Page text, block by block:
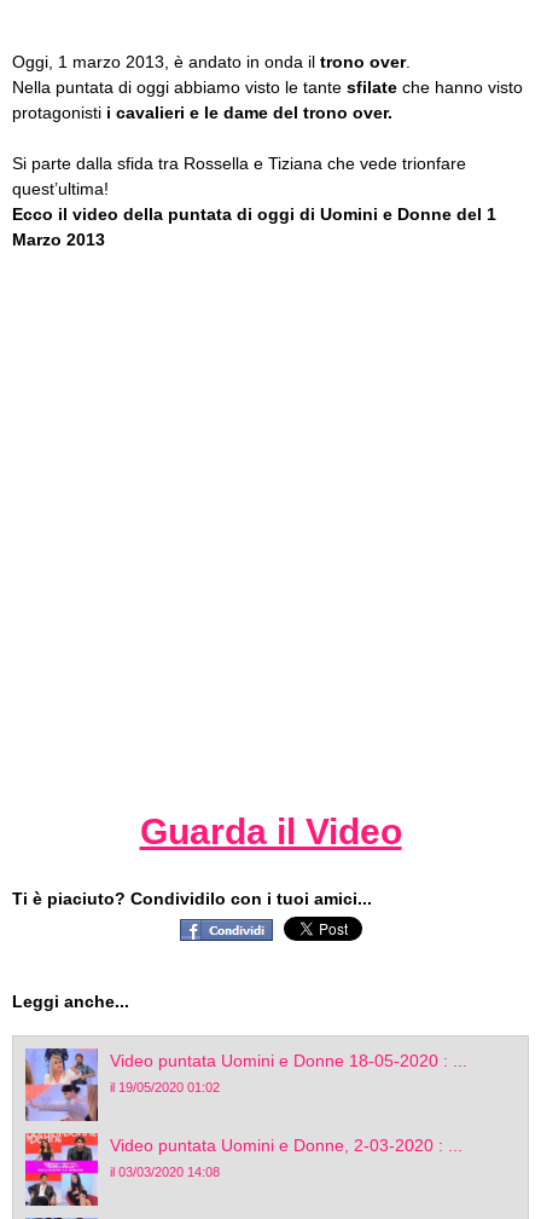
Oggi, 1 marzo 2013, è andato in onda il trono over.
Nella puntata di oggi abbiamo visto le tante sfilate che hanno visto
protagonisti i cavalieri e le dame del trono over.
Si parte dalla sfida tra Rossella e Tiziana che vede trionfare
quest’ultima!
Ecco il video della puntata di oggi di Uomini e Donne del 1
Marzo 2013
Guarda il Video
Ti è piaciuto? Condividilo con i tuoi amici...
Leggi anche...
Video puntata Uomini e Donne 18-05-2020 : ...
il 19/05/2020 01:02
Video puntata Uomini e Donne, 2-03-2020 : ...
il 03/03/2020 14:08